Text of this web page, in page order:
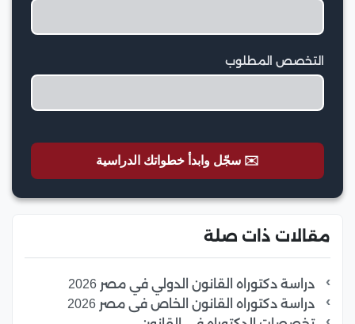
التخصص المطلوب
✉️ سجّل وابدأ خطواتك الدراسية
مقالات ذات صلة
دراسة دكتوراه القانون الدولي في مصر 2026
دراسة دكتوراه القانون الخاص فى مصر 2026